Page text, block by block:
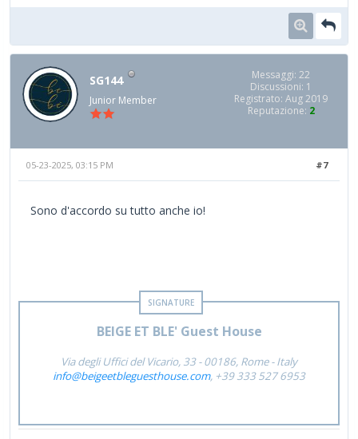
SG144
Junior Member
Messaggi: 22
Discussioni: 1
Registrato: Aug 2019
Reputazione: 2
#7
05-23-2025, 03:15 PM
Sono d'accordo su tutto anche io!
BEIGE ET BLE' Guest House
Via degli Uffici del Vicario, 33 - 00186, Rome - Italy
info@beigeetbleguesthouse.com, +39 333 527 6953